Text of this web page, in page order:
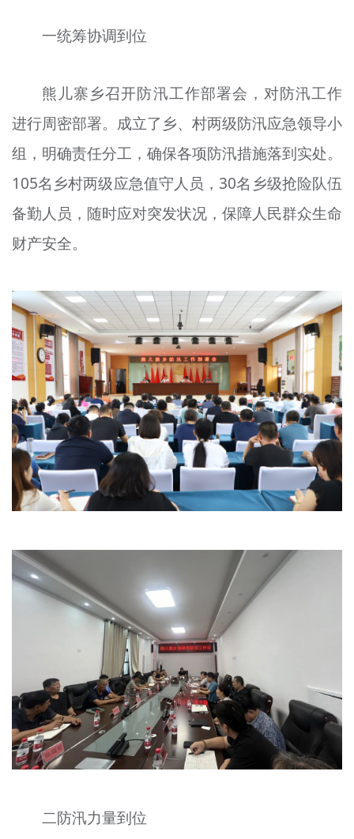
北京宣传文化引导基金
宣传思想文化人才
专题
资料库
+
一统筹协调到位
熊儿寨乡召开防汛工作部署会，对防汛工作
进行周密部署。成立了乡、村两级防汛应急领导小
组，明确责任分工，确保各项防汛措施落到实处。
105名乡村两级应急值守人员，30名乡级抢险队伍
备勤人员，随时应对突发状况，保障人民群众生命
财产安全。
二防汛力量到位